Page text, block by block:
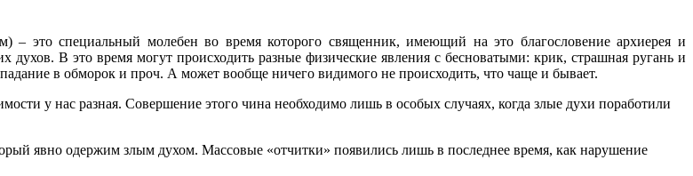
– это специальный молебен во время которого священник, имеющий на это благословение архиерея и
В это время могут происходить разные физические явления с бесноватыми: крик, страшная ругань и
в обморок и проч. А может вообще ничего видимого не происходить, что чаще и бывает.
у нас разная. Совершение этого чина необходимо лишь в особых случаях, когда злые духи поработили
явно одержим злым духом. Массовые «отчитки» появились лишь в последнее время, как нарушение